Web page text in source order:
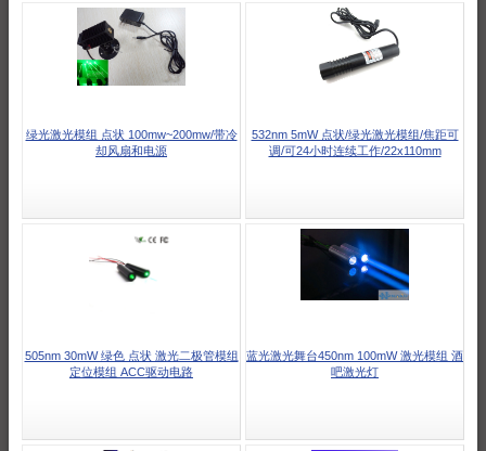
绿光激光模组 点状 100mw~200mw/带冷
却风扇和电源
532nm 5mW 点状/绿光激光模组/焦距可
调/可24小时连续工作/22x110mm
505nm 30mW 绿色 点状 激光二极管模组
定位模组 ACC驱动电路
蓝光激光舞台450nm 100mW 激光模组 酒
吧激光灯